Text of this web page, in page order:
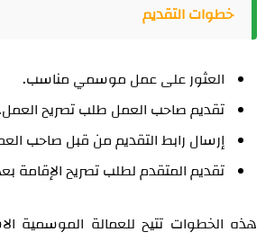
خطوات التقديم
العثور على عمل موسمي مناسب.
تقديم صاحب العمل طلب تصريح
إرسال رابط التقديم من قبل صاحب
تقديم المتقدم لطلب تصريح الإقامة
هذه الخطوات تتيح للعمالة الموسمية